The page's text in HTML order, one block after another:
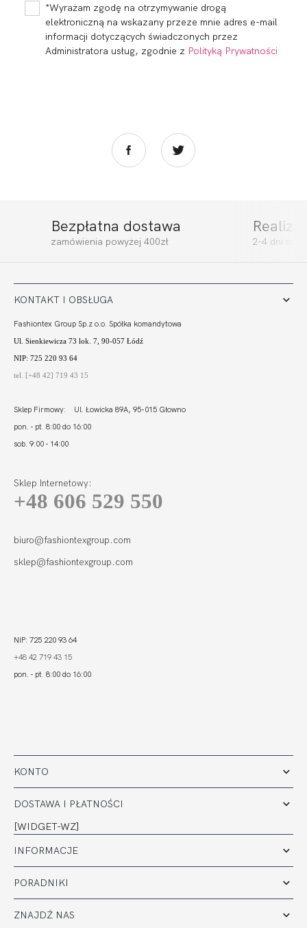
*Wyrażam zgodę na otrzymywanie drogą
elektroniczną na wskazany przeze mnie adres e-mail
informacji dotyczących świadczonych przez
Administratora usług, zgodnie z Polityką Prywatności
Bezpłatna dostawa
zamówienia powyżej 400zł 2-4 dni
KONTO
DOSTAWA I PŁATNOŚCI
[WIDGET-WZ]
INFORMACJE
PORADNIKI
ZNAJDŹ NAS
KONTAKT I OBSŁUGA
Fashiontex Group Sp.z o.o. Spółka komandytowa
Ul. Sienkiewicza 73 lok. 7, 90-057 Łódź
NIP: 725 220 93 64
tel. [+48 42] 719 43 15
Sklep Firmowy: Ul. Łowicka 89A, 95-015 Głowno
pon. - pt. 8:00 do 16:00
sob. 9:00 - 14:00
Sklep Internetowy:
+48 606 529 550
biuro@fashiontexgroup.com
sklep@fashiontexgroup.com
NIP: 725 220 93 64
+48 42 719 43 15
pon. - pt. 8:00 do 16:00